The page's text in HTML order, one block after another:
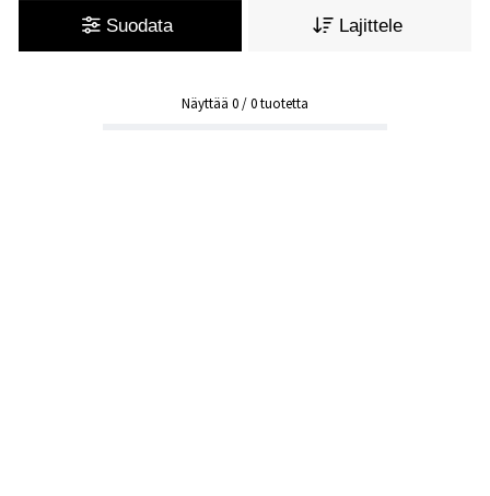
Suodata Lajittele
Näyttää 0/0tuotetta